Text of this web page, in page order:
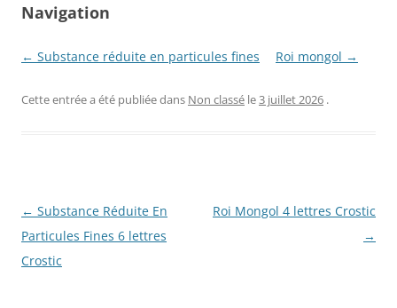
Navigation
← Substance réduite en particules fines Roi mongol →
Cette entrée a été publiée dans Non classé le3 juillet 2026 .
Navigation
des
articles
← Substance Réduite En
Particules Fines 6 lettres
Crostic
Roi Mongol 4 lettres Crostic
→